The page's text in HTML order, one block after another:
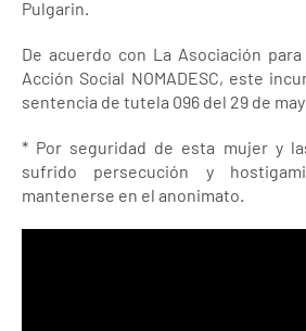
Pulgarin.
De acuerdo con La Asociación
Acción Social NOMADESC, este
sentencia de tutela 096 del 29 de
* Por seguridad de esta mujer y
sufrido persecución y
mantenerse en el anonimato.